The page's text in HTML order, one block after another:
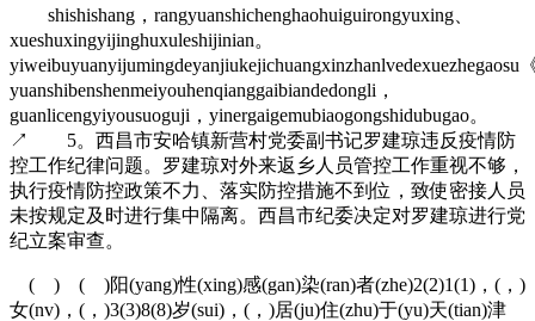
shishishang，rangyuanshichenghaohuiguirongyuxing、
xueshuxingyijinghuxuleshijinian。
yiweibuyuanyijumingdeyanjiukejichuangxinzhanlvedexuezhegaosu
yuanshibenshenmeiyouhenqianggaibiandedongli，
guanlicengyiyousuoguji，yinergaigemubiaogongshidubugao。
↗ 5。西昌市安哈镇新营村党委副书记罗建琼违反疫情防
控工作纪律问题。罗建琼对外来返乡人员管控工作重视不够，
执行疫情防控政策不力、落实防控措施不到位，致使密接人员
未按规定及时进行集中隔离。西昌市纪委决定对罗建琼进行党
纪立案审查。
( ) ( )阳(yang)性(xing)感(gan)染(ran)者(zhe)2(2)1(1)，(，)
女(nv)，(，)3(3)8(8)岁(sui)，(，)居(ju)住(zhu)于(yu)天(tian)津